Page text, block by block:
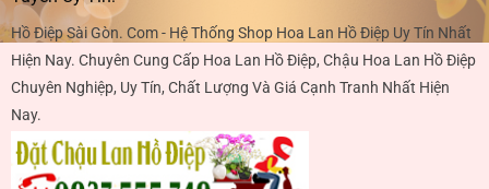
Hồ Điệp Sài Gòn. Com - Hệ Thống Shop Hoa Lan Hồ Điệp Uy Tín Nhất
Hiện Nay. Chuyên Cung Cấp Hoa Lan Hồ Điệp, Chậu Hoa Lan Hồ Điệp
Chuyên Nghiệp, Uy Tín, Chất Lượng Và Giá Cạnh Tranh Nhất Hiện
Nay.